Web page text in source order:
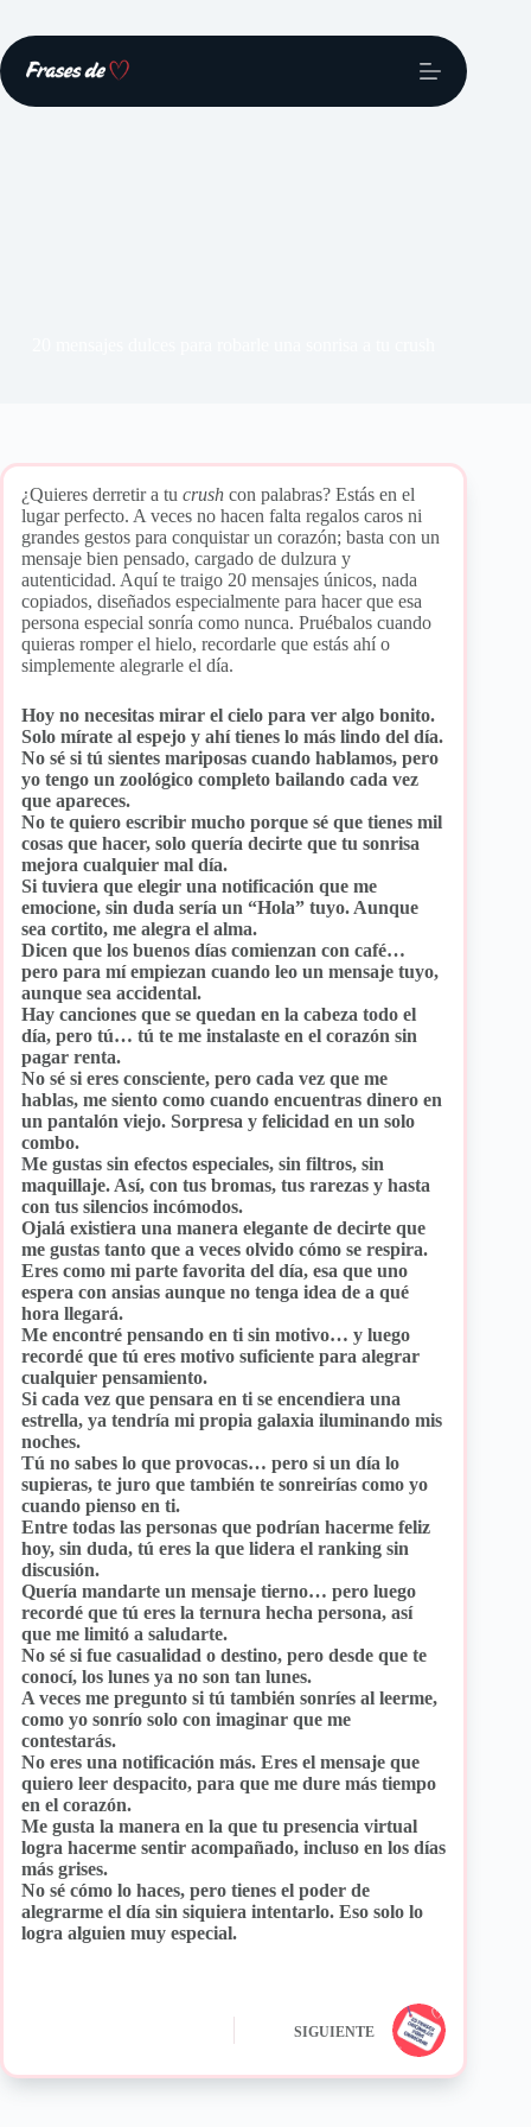
contenido
¿Quieres derretir a tu crush con palabras? Estás en el
lugar perfecto. A veces no hacen falta regalos caros ni
grandes gestos para conquistar un corazón; basta con un
mensaje bien pensado, cargado de dulzura y
autenticidad. Aquí te traigo 20 mensajes únicos, nada
copiados, diseñados especialmente para hacer que esa
persona especial sonría como nunca. Pruébalos cuando
quieras romper el hielo, recordarle que estás ahí o
simplemente alegrarle el día.
Hoy no necesitas mirar el cielo para ver algo bonito.
Solo mírate al espejo y ahí tienes lo más lindo del día.
No sé si tú sientes mariposas cuando hablamos, pero
yo tengo un zoológico completo bailando cada vez
que apareces.
No te quiero escribir mucho porque sé que tienes mil
cosas que hacer, solo quería decirte que tu sonrisa
mejora cualquier mal día.
Si tuviera que elegir una notificación que me
emocione, sin duda sería un “Hola” tuyo. Aunque
sea cortito, me alegra el alma.
Dicen que los buenos días comienzan con café…
pero para mí empiezan cuando leo un mensaje tuyo,
aunque sea accidental.
Hay canciones que se quedan en la cabeza todo el
día, pero tú… tú te me instalaste en el corazón sin
pagar renta.
No sé si eres consciente, pero cada vez que me
hablas, me siento como cuando encuentras dinero en
un pantalón viejo. Sorpresa y felicidad en un solo
combo.
Me gustas sin efectos especiales, sin filtros, sin
maquillaje. Así, con tus bromas, tus rarezas y hasta
con tus silencios incómodos.
Ojalá existiera una manera elegante de decirte que
me gustas tanto que a veces olvido cómo se respira.
Eres como mi parte favorita del día, esa que uno
espera con ansias aunque no tenga idea de a qué
hora llegará.
Me encontré pensando en ti sin motivo… y luego
recordé que tú eres motivo suficiente para alegrar
cualquier pensamiento.
Si cada vez que pensara en ti se encendiera una
estrella, ya tendría mi propia galaxia iluminando mis
noches.
Tú no sabes lo que provocas… pero si un día lo
supieras, te juro que también te sonreirías como yo
cuando pienso en ti.
Entre todas las personas que podrían hacerme feliz
hoy, sin duda, tú eres la que lidera el ranking sin
discusión.
Quería mandarte un mensaje tierno… pero luego
recordé que tú eres la ternura hecha persona, así
que me limitó a saludarte.
No sé si fue casualidad o destino, pero desde que te
conocí, los lunes ya no son tan lunes.
A veces me pregunto si tú también sonríes al leerme,
como yo sonrío solo con imaginar que me
contestarás.
No eres una notificación más. Eres el mensaje que
quiero leer despacito, para que me dure más tiempo
en el corazón.
Me gusta la manera en la que tu presencia virtual
logra hacerme sentir acompañado, incluso en los días
más grises.
No sé cómo lo haces, pero tienes el poder de
alegrarme el día sin siquiera intentarlo. Eso solo lo
logra alguien muy especial.
SIGUIENTE